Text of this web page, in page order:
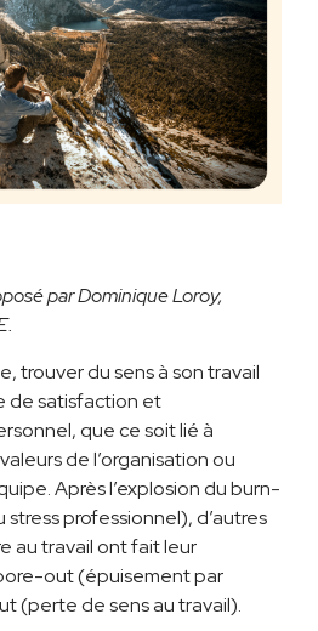
par Dominique Loroy,
trouver du sens à son travail
de satisfaction et
que ce soit lié à
de l’organisation ou
Après l’explosion du burn-
professionnel), d’autres
au travail ont fait leur
out (épuisement par
(perte de sens au travail).